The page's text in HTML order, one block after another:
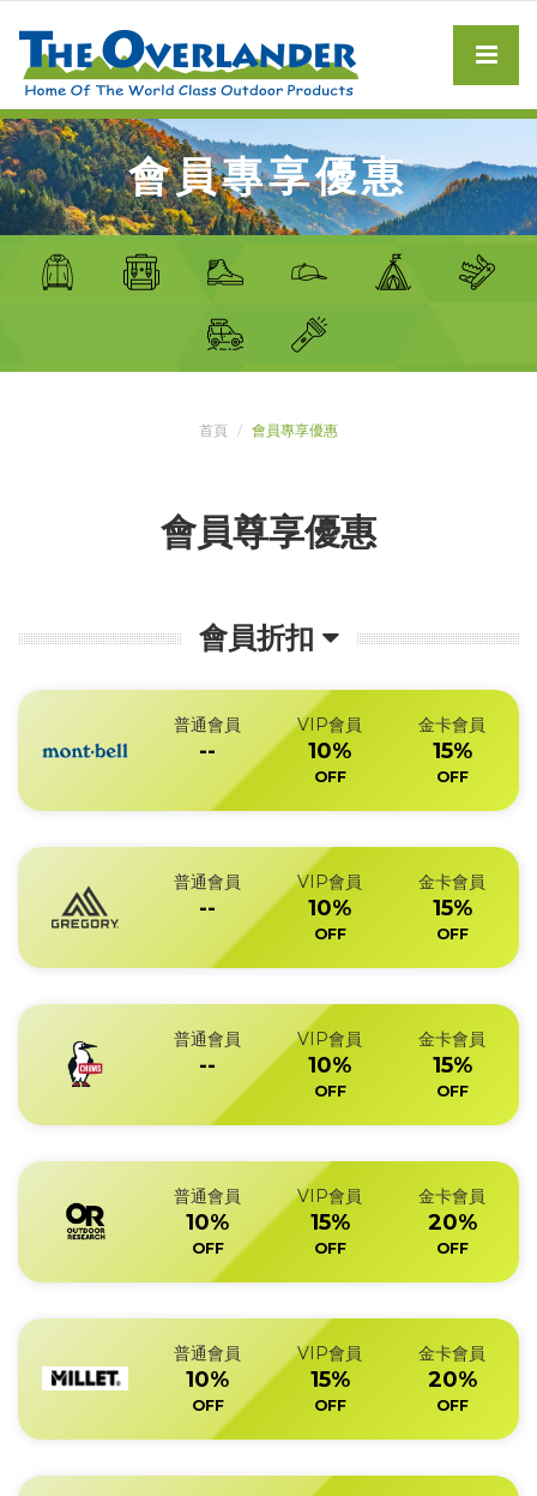
會員專享優惠
首頁 會員專享優惠
會員尊享優惠
會員折扣
普通會員
--
VIP會員
10%
OFF
金卡會員
15%
OFF
普通會員
--
VIP會員
10%
OFF
金卡會員
15%
OFF
普通會員
--
VIP會員
10%
OFF
金卡會員
15%
OFF
普通會員
10%
OFF
VIP會員
15%
OFF
金卡會員
20%
OFF
普通會員
10%
OFF
VIP會員
15%
OFF
金卡會員
20%
OFF